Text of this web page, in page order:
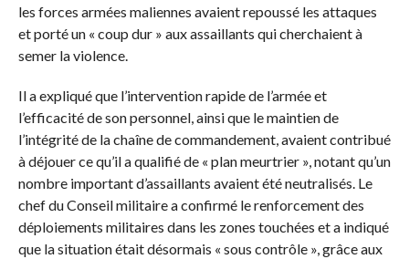
les forces armées maliennes avaient repoussé les attaques
et porté un « coup dur » aux assaillants qui cherchaient à
semer la violence.
Il a expliqué que l’intervention rapide de l’armée et
l’efficacité de son personnel, ainsi que le maintien de
l’intégrité de la chaîne de commandement, avaient contribué
à déjouer ce qu’il a qualifié de « plan meurtrier », notant qu’un
nombre important d’assaillants avaient été neutralisés. Le
chef du Conseil militaire a confirmé le renforcement des
déploiements militaires dans les zones touchées et a indiqué
que la situation était désormais « sous contrôle », grâce aux